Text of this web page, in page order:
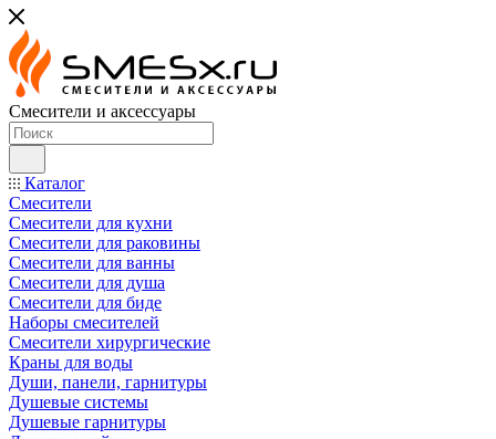
Смесители и аксессуары
Каталог
Смесители
Смесители для кухни
Смесители для раковины
Смесители для ванны
Смесители для душа
Смесители для биде
Наборы смесителей
Смесители хирургические
Краны для воды
Души, панели, гарнитуры
Душевые системы
Душевые гарнитуры